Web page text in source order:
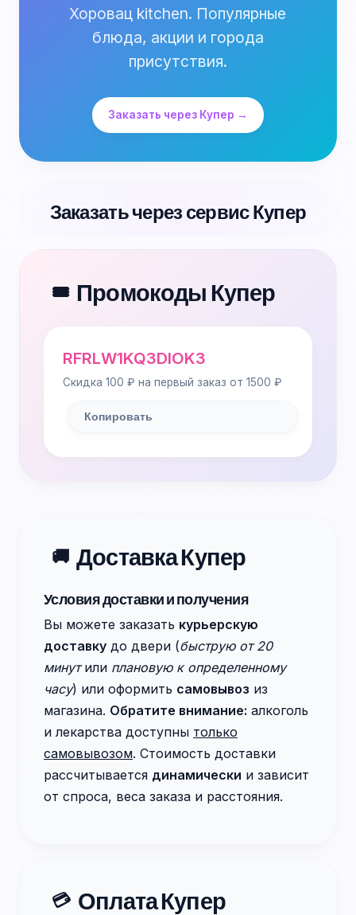
Хоровац kitchen. Популярные
блюда, акции и города
присутствия.
Заказать через Купер →
Заказать через сервис Купер
🎟️ Промокоды Купер
RFRLW1KQ3DIOK3
Скидка 100 ₽ на первый заказ от 1500 ₽
Копировать
🚚 Доставка Купер
Условия доставки и получения
Вы можете заказать курьерскую
доставку до двери (быструю от 20
минутили плановую к определенному
часу) или оформить самовывоз из
магазина. Обратите внимание: алкоголь
и лекарства доступны только
самовывозом. Стоимость доставки
рассчитывается динамически и зависит
от спроса, веса заказа и расстояния.
💳 Оплата Купер